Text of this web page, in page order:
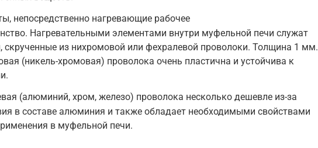
непосредственно нагревающие рабочее
Нагревательными элементами внутри муфельной печи служат
скрученные из нихромовой или фехралевой проволоки. Толщина 1 мм.
(никель-хромовая) проволока очень пластична и устойчива к
(алюминий, хром, железо) проволока несколько дешевле из-за
в составе алюминия и также обладает необходимыми свойствами
в муфельной печи.